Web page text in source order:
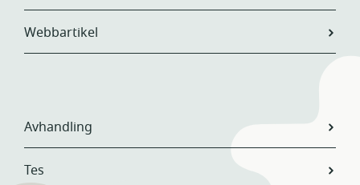
Webbartikel
Avhandling
Tes